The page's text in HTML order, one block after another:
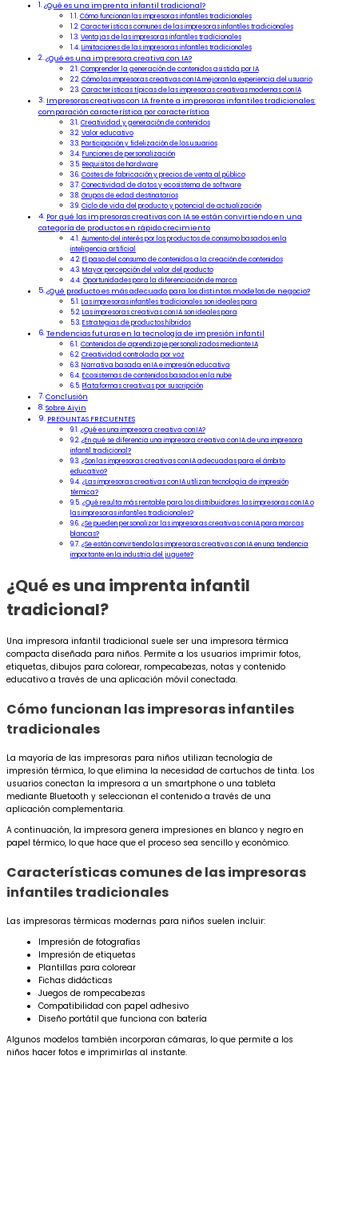
¿Qué es una imprenta infantil tradicional?
Cómo funcionan las impresoras infantiles tradicionales
Características comunes de las impresoras infantiles tradicionales
Ventajas de las impresoras infantiles tradicionales
Limitaciones de las impresoras infantiles tradicionales
¿Qué es una impresora creativa con IA?
Comprender la generación de contenidos asistida por IA
Cómo las impresoras creativas con IA mejoran la experiencia del usuario
Características típicas de las impresoras creativas modernas con IA
Impresoras creativas con IA frente a impresoras infantiles tradicionales:
comparación característica por característica
Creatividad y generación de contenidos
Valor educativo
Participación y fidelización de los usuarios
Funciones de personalización
Requisitos de hardware
Costes de fabricación y precios de venta al público
Conectividad de datos y ecosistema de software
Grupos de edad destinatarios
Ciclo de vida del producto y potencial de actualización
Por qué las impresoras creativas con IA se están convirtiendo en una
categoría de productos en rápido crecimiento
Aumento del interés por los productos de consumo basados en la
inteligencia artificial
El paso del consumo de contenidos a la creación de contenidos
Mayor percepción del valor del producto
Oportunidades para la diferenciación de marca
¿Qué producto es más adecuado para los distintos modelos de negocio?
Las impresoras infantiles tradicionales son ideales para
Las impresoras creativas con IA son ideales para
Estrategias de productos híbridos
Tendencias futuras en la tecnología de impresión infantil
Contenidos de aprendizaje personalizados mediante IA
Creatividad controlada por voz
Narrativa basada en IA e impresión educativa
Ecosistemas de contenidos basados en la nube
Plataformas creativas por suscripción
Conclusión
Sobre Aiyin
PREGUNTAS FRECUENTES
¿Qué es una impresora creativa con IA?
¿En qué se diferencia una impresora creativa con IA de una impresora
infantil tradicional?
¿Son las impresoras creativas con IA adecuadas para el ámbito
educativo?
¿Las impresoras creativas con IA utilizan tecnología de impresión
térmica?
¿Qué resulta más rentable para los distribuidores: las impresoras con IA o
las impresoras infantiles tradicionales?
¿Se pueden personalizar las impresoras creativas con IA para marcas
blancas?
¿Se están convirtiendo las impresoras creativas con IA en una tendencia
importante en la industria del juguete?
¿Qué es una imprenta infantil
tradicional?
Una impresora infantil tradicional suele ser una impresora térmica
compacta diseñada para niños. Permite a los usuarios imprimir fotos,
etiquetas, dibujos para colorear, rompecabezas, notas y contenido
educativo a través de una aplicación móvil conectada.
Cómo funcionan las impresoras infantiles
tradicionales
La mayoría de las impresoras para niños utilizan tecnología de
impresión térmica, lo que elimina la necesidad de cartuchos de tinta. Los
usuarios conectan la impresora a un smartphone o una tableta
mediante Bluetooth y seleccionan el contenido a través de una
aplicación complementaria.
A continuación, la impresora genera impresiones en blanco y negro en
papel térmico, lo que hace que el proceso sea sencillo y económico.
Características comunes de las impresoras
infantiles tradicionales
Las impresoras térmicas modernas para niños suelen incluir:
Impresión de fotografías
Impresión de etiquetas
Plantillas para colorear
Fichas didácticas
Juegos de rompecabezas
Compatibilidad con papel adhesivo
Diseño portátil que funciona con batería
Algunos modelos también incorporan cámaras, lo que permite a los
niños hacer fotos e imprimirlas al instante.